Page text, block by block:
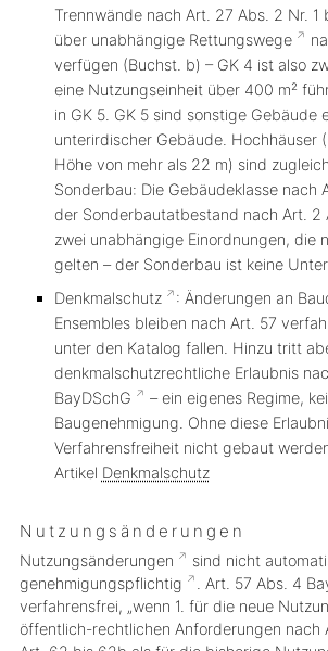
Trennwände nach Art. 27 Abs. 2 Nr. 1
über unabhängige Rettungswege
verfügen (Buchst. b) – GK 4 ist also
eine Nutzungseinheit über 400 m²
in GK 5. GK 5 sind sonstige Gebäude
unterirdischer Gebäude. Hochhäuser
Höhe von mehr als 22 m) sind
Sonderbau: Die Gebäudeklasse nach
der Sonderbautatbestand nach Art. 2
zwei unabhängige Einordnungen, die
gelten – der Sonderbau ist keine
Denkmalschutz
: Änderungen an
Ensembles bleiben nach Art. 57
unter den Katalog fallen. Hinzu tritt
denkmalschutzrechtliche Erlaubnis
BayDSchG
– ein eigenes Regime,
Baugenehmigung. Ohne diese
Verfahrensfreiheit nicht gebaut
Artikel Denkmalschutz
Nutzungsänderungen
Nutzungsänderungen
sind nicht
genehmigungspflichtig
. Art. 57 Abs. 4
verfahrensfrei, „wenn 1. für die neue
öffentlich-rechtlichen Anforderungen nach